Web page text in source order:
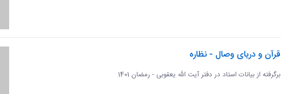
قرآن و دریای وصال - نظاره
برگرفته از بیانات استاد در دفتر آیت الله یعقوبی - رمضان 1401